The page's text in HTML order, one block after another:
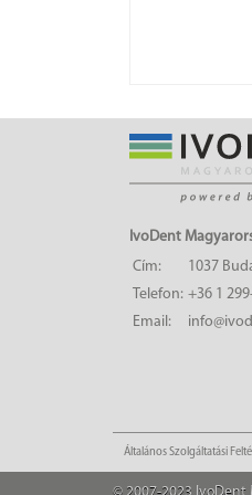
IvoDent
Cím:
1037
Telefon: +36 1
Email:
Általános Szolgáltatási